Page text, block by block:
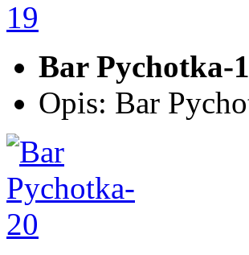
Bar Pychotka-
Opis: Bar